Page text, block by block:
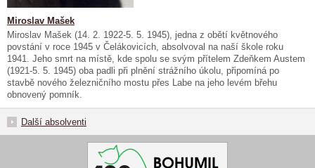
Miroslav Mašek
Miroslav Mašek (14. 2. 1922-5. 5. 1945), jedna z obětí květnového
povstání v roce 1945 v Čelákovicích, absolvoval na naší škole roku
1941. Jeho smrt na místě, kde spolu se svým přítelem Zdeňkem Austem
(1921-5. 5. 1945) oba padli při plnění strážního úkolu, připomíná po
stavbě nového železničního mostu přes Labe na jeho levém břehu
obnovený pomník.
Další absolventi